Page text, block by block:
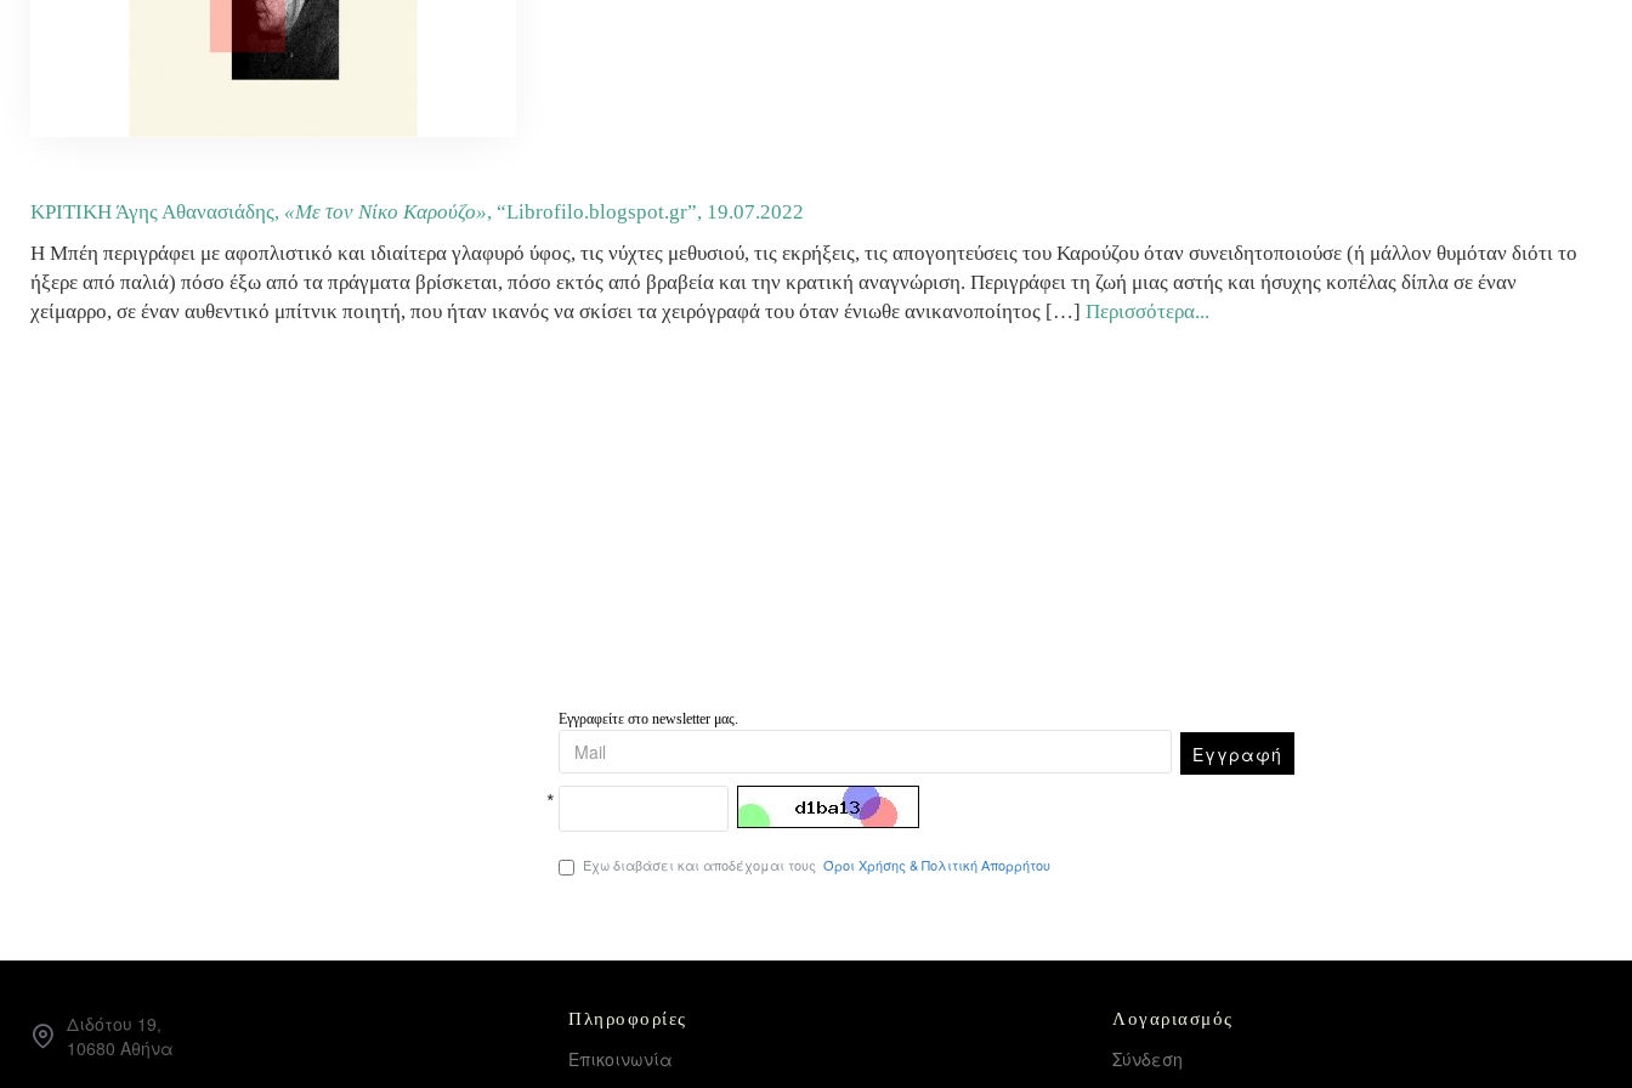
ΚΡΙΤΙΚΗ Άγης Αθανασιάδης, «Με τον Νίκο Καρούζο», “Librofilo.blogspot.gr”, 19.07.2022
Η Μπέη περιγράφει με αφοπλιστικό και ιδιαίτερα γλαφυρό ύφος, τις νύχτες μεθυσιού, τις εκρήξεις, τις απογοητεύσεις του Καρούζου όταν συνειδητοποιούσε (ή μάλλον θυμόταν διότι το
ήξερε από παλιά) πόσο έξω από τα πράγματα βρίσκεται, πόσο εκτός από βραβεία και την κρατική αναγνώριση. Περιγράφει τη ζωή μιας αστής και ήσυχης κοπέλας δίπλα σε έναν
χείμαρρο, σε έναν αυθεντικό μπίτνικ ποιητή, που ήταν ικανός να σκίσει τα χειρόγραφά του όταν ένιωθε ανικανοποίητος […] Περισσότερα...
Εγγραφείτε στο newsletter μας.
Εγγραφή
Έχω διαβάσει και αποδέχομαι τους Όροι Χρήσης & Πολιτική Απορρήτου
Διδότου 19,
10680 Αθήνα
Πληροφορίες
Επικοινωνία
Λογαριασμός
Σύνδεση